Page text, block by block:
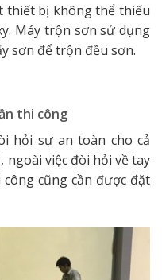
thiết bị không thể thiếu
Máy trộn sơn sử dụng
sơn để trộn đều sơn.
thi công
hỏi sự an toàn cho cả
ngoài việc đòi hỏi về tay
cũng cần được đặt